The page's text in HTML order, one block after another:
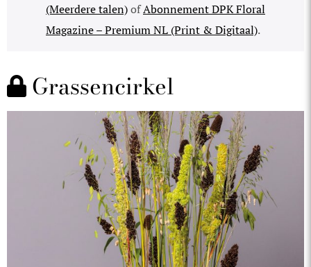
(Meerdere talen)ofAbonnement DPK Floral
Magazine – Premium NL (Print & Digitaal).
Grassencirkel